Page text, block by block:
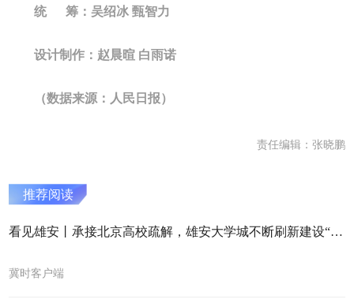
统 筹：吴绍冰 甄智力
设计制作：赵晨暄 白雨诺
（数据来源：人民日报）
责任编辑：张晓鹏
推荐阅读
看见雄安丨承接北京高校疏解，雄安大学城不断刷新建设“进度条”
冀时客户端